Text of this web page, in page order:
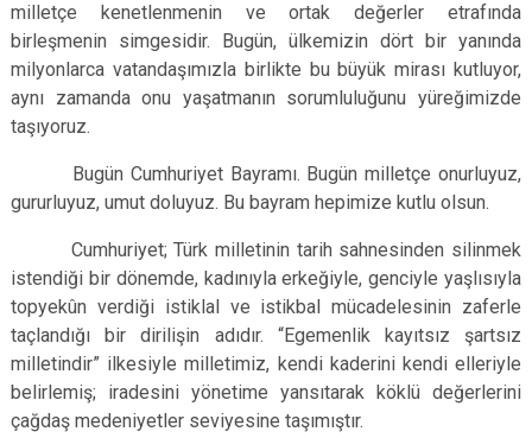
milletçe kenetlenmenin ve ortak değerler etrafında
birleşmenin simgesidir. Bugün, ülkemizin dört bir yanında
milyonlarca vatandaşımızla birlikte bu büyük mirası kutluyor,
aynı zamanda onu yaşatmanın sorumluluğunu yüreğimizde
taşıyoruz.
Bugün Cumhuriyet Bayramı. Bugün milletçe onurluyuz,
gururluyuz, umut doluyuz. Bu bayram hepimize kutlu olsun.
Cumhuriyet; Türk milletinin tarih sahnesinden silinmek
istendiği bir dönemde, kadınıyla erkeğiyle, genciyle yaşlısıyla
topyekûn verdiği istiklal ve istikbal mücadelesinin zaferle
taçlandığı bir dirilişin adıdır. “Egemenlik kayıtsız şartsız
milletindir” ilkesiyle milletimiz, kendi kaderini kendi elleriyle
belirlemiş; iradesini yönetime yansıtarak köklü değerlerini
çağdaş medeniyetler seviyesine taşımıştır.